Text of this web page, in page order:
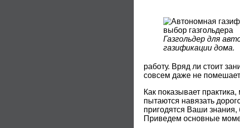
Газгольдер для
газификации дома.
работу. Вряд ли стоит
совсем даже не
Как показывает
пытаются навязать
пригодятся Ваши
Приведем основные